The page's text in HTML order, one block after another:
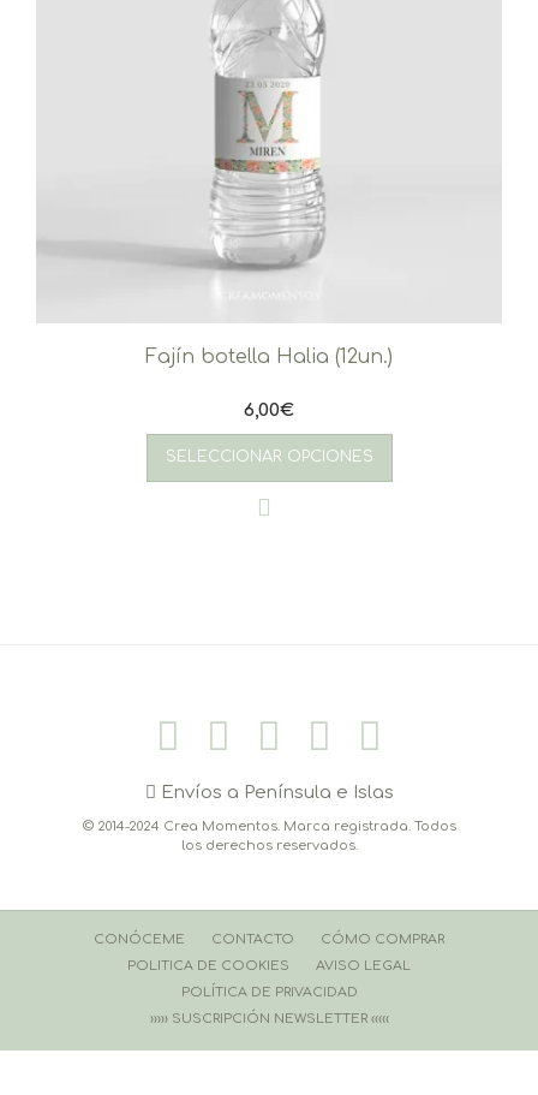
Fajín botella Halia (12un.)
6,00€
SELECCIONAR OPCIONES
Envíos a Península e Islas
© 2014-2024 Crea Momentos. Marca registrada. Todos
los derechos reservados.
CONÓCEME CONTACTO
CÓMO COMPRAR
POLITICA DE COOKIES
AVISO LEGAL
POLÍTICA DE PRIVACIDAD
››››› SUSCRIPCIÓN NEWSLETTER ‹‹‹‹‹